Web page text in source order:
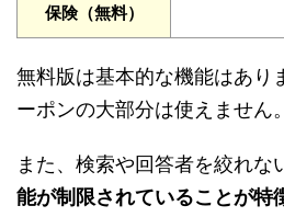
保険（無料）
無料版は基本的な機能はあり
ーポンの大部分は使えません。
また、検索や回答者を絞れな
能が制限されていることが特